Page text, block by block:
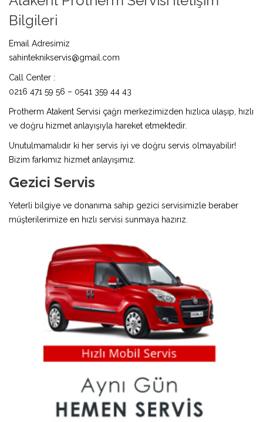
Bilgileri
Email Adresimiz
sahinteknikservis@gmail.com
Call Center :
0216 471 59 56 – 0541 359 44 43
Protherm Atakent Servisi çağrı merkezimizden hızlıca ulaşıp, hızlı
ve doğru hizmet anlayışıyla hareket etmektedir.
Unutulmamalıdır ki her servis iyi ve doğru servis olmayabilir!
Bizim farkımız hizmet anlayışımız.
Gezici Servis
Yeterli bilgiye ve donanıma sahip gezici servisimizle beraber
müşterilerimize en hızlı servisi sunmaya hazırız.